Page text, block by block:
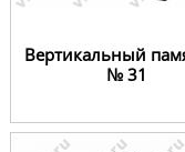
Вертикальный
№ 31